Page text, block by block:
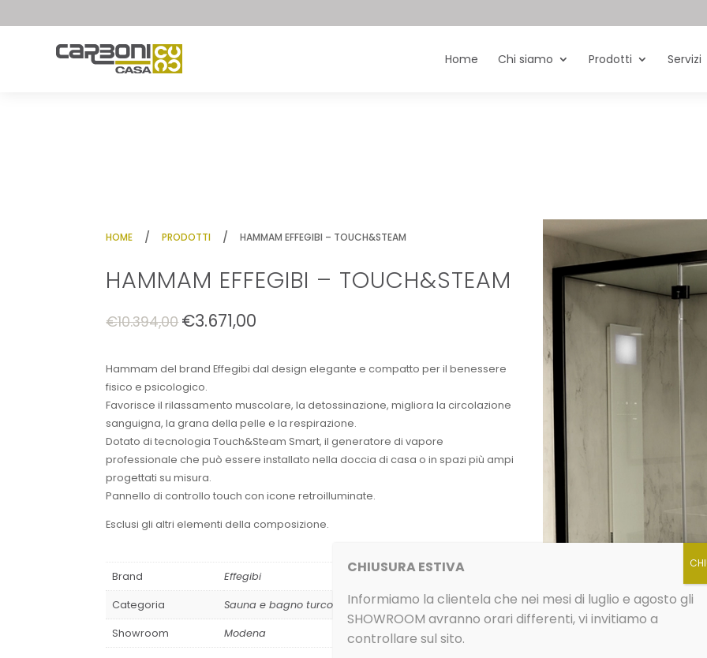
Home Chi siamo Prodotti Servizi
HOME / PRODOTTI / HAMMAM EFFEGIBI – TOUCH&STEAM
HAMMAM EFFEGIBI – TOUCH&STEAM
€10.394,00Il
era:
€10.394,00.
€3.671,00
è:
Hammam del brand Effegibi dal design elegante e compatto per il benessere
fisico e psicologico.
Favorisce il rilassamento muscolare, la detossinazione, migliora la circolazione
sanguigna, la grana della pelle e la respirazione.
Dotato di tecnologia Touch&Steam Smart, il generatore di vapore
professionale che può essere installato nella doccia di casa o in spazi più ampi
progettati su misura.
Pannello di controllo touch con icone retroilluminate.
Esclusi gli altri elementi della composizione.
Brand Effegibi
Categoria Sauna e bagno turco
Showroom Modena
CHIUSURA ESTIVA
Informiamo la clientela che nei mesi di luglio e agosto gli
SHOWROOM avranno orari differenti, vi invitiamo a
controllare sul sito.